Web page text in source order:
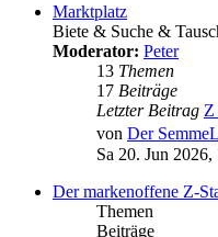
Marktplatz
Biete & Suche &
Moderator: Peter
13 Themen
17 Beiträge
Letzter Beitrag Z
von Der SemmeL
Sa 20. Jun 2026,
Der markenoffene Z-
Themen
Beiträge